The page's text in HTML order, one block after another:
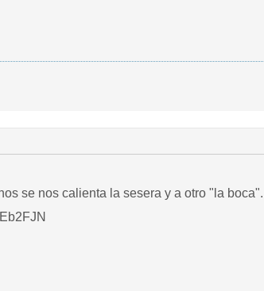
se nos calienta la sesera y a otro "la boca".